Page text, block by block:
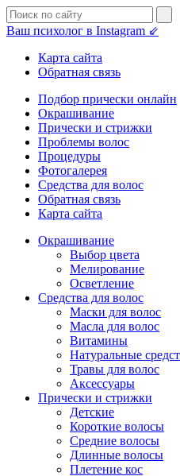
Ваш психолог в Instagram ⇙
Карта сайта
Обратная связь
Подбор прически онлайн
Окрашивание
Прически и стрижки
Проблемы волос
Процедуры
Фотогалерея
Средства для волос
Обратная связь
Карта сайта
Окрашивание
Выбор цвета
Мелирование
Осветление
Средства для волос
Маски для волос
Масла для волос
Витамины
Натуральные
Травы для волос
Аксессуары
Прически и стрижки
Детские
Короткие волосы
Средние волосы
Длинные волосы
Плетение кос